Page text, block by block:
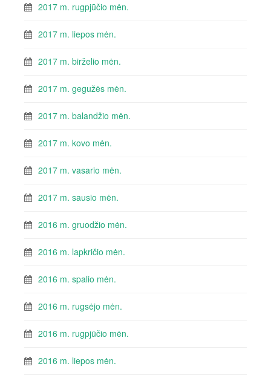
2017 m. rugpjūčio mėn.
2017 m. liepos mėn.
2017 m. birželio mėn.
2017 m. gegužės mėn.
2017 m. balandžio mėn.
2017 m. kovo mėn.
2017 m. vasario mėn.
2017 m. sausio mėn.
2016 m. gruodžio mėn.
2016 m. lapkričio mėn.
2016 m. spalio mėn.
2016 m. rugsėjo mėn.
2016 m. rugpjūčio mėn.
2016 m. liepos mėn.